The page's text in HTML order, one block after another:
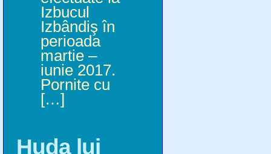
Izbucul
Izbândiş în
perioada
martie –
iunie 2017.
Pornite cu
[…]
Huda lui